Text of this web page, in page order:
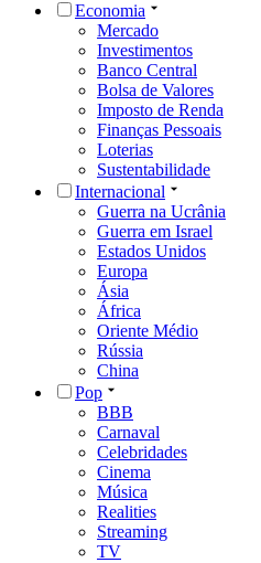
Economia
Mercado
Investimentos
Banco Central
Bolsa de Valores
Imposto de Renda
Finanças Pessoais
Loterias
Sustentabilidade
Internacional
Guerra na Ucrânia
Guerra em Israel
Estados Unidos
Europa
Ásia
África
Oriente Médio
Rússia
China
Pop
BBB
Carnaval
Celebridades
Cinema
Música
Realities
Streaming
TV